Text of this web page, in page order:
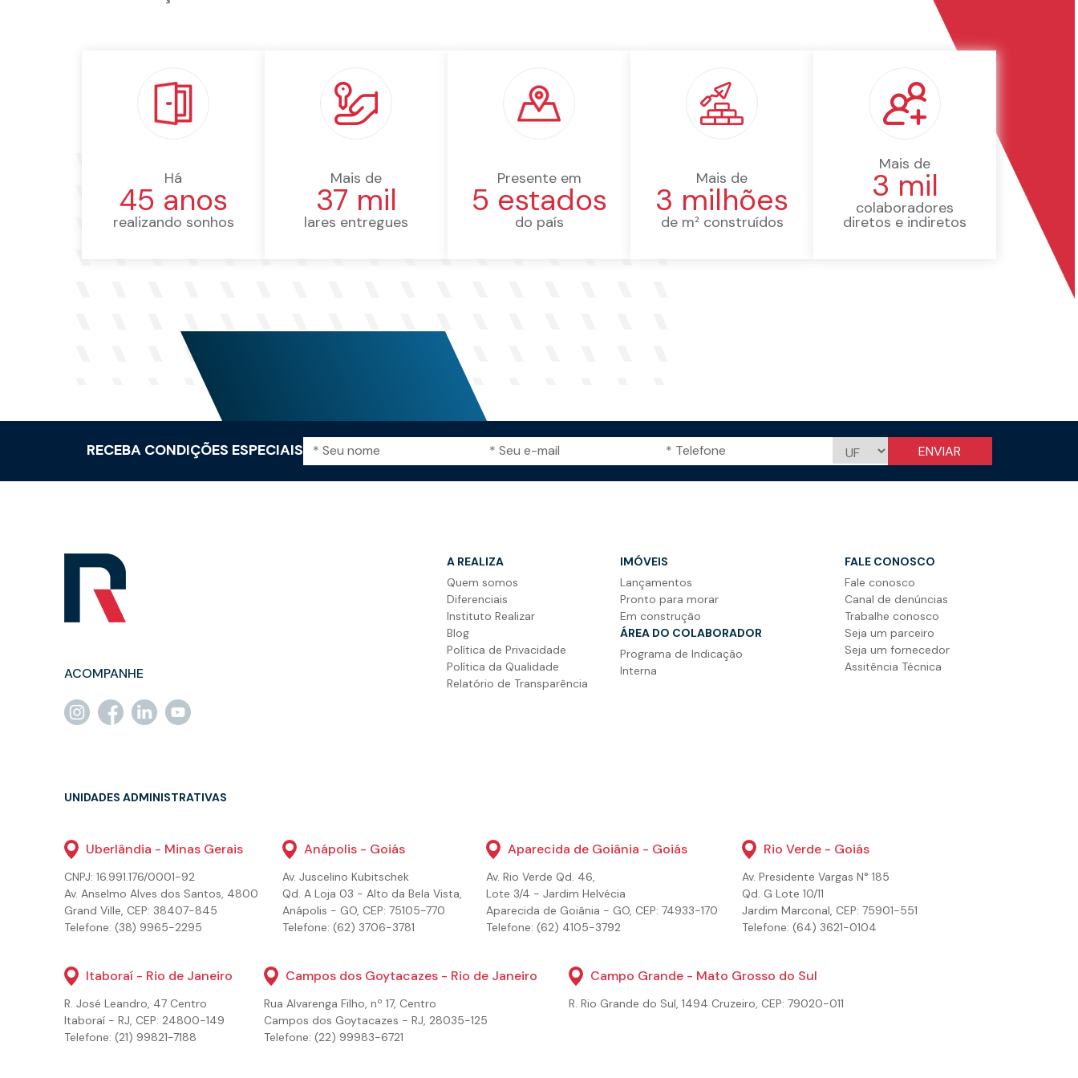
Há
45 anos
realizando sonhos
Mais de
37 mil
lares entregues
Presente em
5 estados
do país
Mais de
3 milhões
de m² construídos
Mais de
3 mil
colaboradores
diretos e indiretos
RECEBA CONDIÇÕES ESPECIAIS ENVIAR
ACOMPANHE
A REALIZA
Quem somos
Diferenciais
Instituto Realizar
Blog
Política de Privacidade
Política da Qualidade
Relatório de Transparência
IMÓVEIS
Lançamentos
Pronto para morar
Em construção
ÁREA DO COLABORADOR
Programa de Indicação
Interna
FALE CONOSCO
Fale conosco
Canal de denúncias
Trabalhe conosco
Seja um parceiro
Seja um fornecedor
Assitência Técnica
UNIDADES ADMINISTRATIVAS
Uberlândia - Minas Gerais
CNPJ: 16.991.176/0001-92
Av. Anselmo Alves dos Santos, 4800
Grand Ville, CEP: 38407-845
Telefone: (38) 9965-2295
Anápolis - Goiás
Av. Juscelino Kubitschek
Qd. A Loja 03 - Alto da Bela Vista,
Anápolis - GO, CEP: 75105-770
Telefone: (62) 3706-3781
Aparecida de Goiânia - Goiás
Av. Rio Verde Qd. 46,
Lote 3/4 - Jardim Helvécia
Aparecida de Goiânia - GO, CEP: 74933-170
Telefone: (62) 4105-3792
Rio Verde - Goiás
Av. Presidente Vargas N° 185
Qd. G Lote 10/11
Jardim Marconal, CEP: 75901-551
Telefone: (64) 3621-0104
Itaboraí - Rio de Janeiro
R. José Leandro, 47 Centro
Itaboraí - RJ, CEP: 24800-149
Telefone: (21) 99821-7188
Campos dos Goytacazes - Rio de Janeiro
Rua Alvarenga Filho, nº 17, Centro
Campos dos Goytacazes - RJ, 28035-125
Telefone: (22) 99983-6721
Campo Grande - Mato Grosso do Sul
R. Rio Grande do Sul, 1494 Cruzeiro, CEP: 79020-011